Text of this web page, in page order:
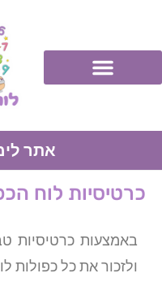
אתר
כרטיסיות לוח
באמצעות כרטיסיות
ולזכור את כל כפולות לוח